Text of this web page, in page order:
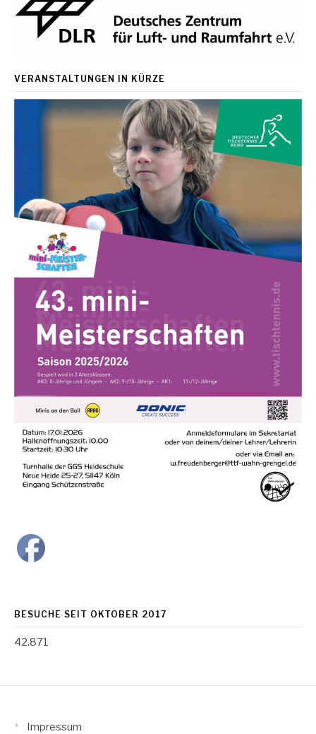
VERANSTALTUNGEN IN KÜRZE
BESUCHE SEIT OKTOBER 2017
42.871
Impressum